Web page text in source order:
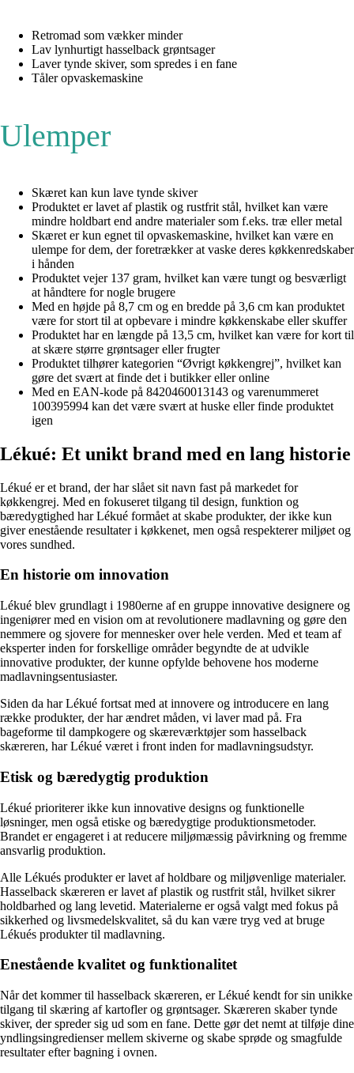
Retromad som vækker minder
Lav lynhurtigt hasselback grøntsager
Laver tynde skiver, som spredes i en fane
Tåler opvaskemaskine
Ulemper
Skæret kan kun lave tynde skiver
Produktet er lavet af plastik og rustfrit stål, hvilket kan være
mindre holdbart end andre materialer som f.eks. træ eller metal
Skæret er kun egnet til opvaskemaskine, hvilket kan være en
ulempe for dem, der foretrækker at vaske deres køkkenredskaber
i hånden
Produktet vejer 137 gram, hvilket kan være tungt og besværligt
at håndtere for nogle brugere
Med en højde på 8,7 cm og en bredde på 3,6 cm kan produktet
være for stort til at opbevare i mindre køkkenskabe eller skuffer
Produktet har en længde på 13,5 cm, hvilket kan være for kort til
at skære større grøntsager eller frugter
Produktet tilhører kategorien “Øvrigt køkkengrej”, hvilket kan
gøre det svært at finde det i butikker eller online
Med en EAN-kode på 8420460013143 og varenummeret
100395994 kan det være svært at huske eller finde produktet
igen
Lékué: Et unikt brand med en lang historie
Lékué er et brand, der har slået sit navn fast på markedet for
køkkengrej. Med en fokuseret tilgang til design, funktion og
bæredygtighed har Lékué formået at skabe produkter, der ikke kun
giver enestående resultater i køkkenet, men også respekterer miljøet og
vores sundhed.
En historie om innovation
Lékué blev grundlagt i 1980erne af en gruppe innovative designere og
ingeniører med en vision om at revolutionere madlavning og gøre den
nemmere og sjovere for mennesker over hele verden. Med et team af
eksperter inden for forskellige områder begyndte de at udvikle
innovative produkter, der kunne opfylde behovene hos moderne
madlavningsentusiaster.
Siden da har Lékué fortsat med at innovere og introducere en lang
række produkter, der har ændret måden, vi laver mad på. Fra
bageforme til dampkogere og skæreværktøjer som hasselback
skæreren, har Lékué været i front inden for madlavningsudstyr.
Etisk og bæredygtig produktion
Lékué prioriterer ikke kun innovative designs og funktionelle
løsninger, men også etiske og bæredygtige produktionsmetoder.
Brandet er engageret i at reducere miljømæssig påvirkning og fremme
ansvarlig produktion.
Alle Lékués produkter er lavet af holdbare og miljøvenlige materialer.
Hasselback skæreren er lavet af plastik og rustfrit stål, hvilket sikrer
holdbarhed og lang levetid. Materialerne er også valgt med fokus på
sikkerhed og livsmedelskvalitet, så du kan være tryg ved at bruge
Lékués produkter til madlavning.
Enestående kvalitet og funktionalitet
Når det kommer til hasselback skæreren, er Lékué kendt for sin unikke
tilgang til skæring af kartofler og grøntsager. Skæreren skaber tynde
skiver, der spreder sig ud som en fane. Dette gør det nemt at tilføje dine
yndlingsingredienser mellem skiverne og skabe sprøde og smagfulde
resultater efter bagning i ovnen.